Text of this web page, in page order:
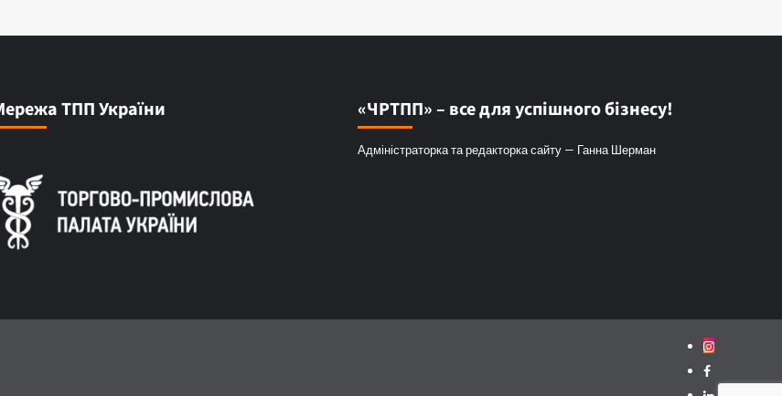
ТПП України «ЧРТПП» – все для успішного бізнесу!
Адміністраторка та редакторка сайту — Ганна Шерман